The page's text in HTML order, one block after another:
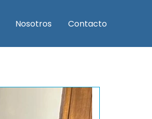
Nosotros Contacto